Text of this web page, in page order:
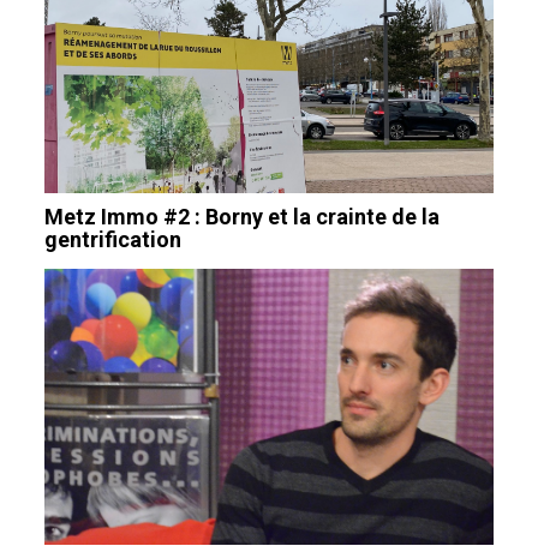
Metz Immo #2 : Borny et la crainte de la
gentrification